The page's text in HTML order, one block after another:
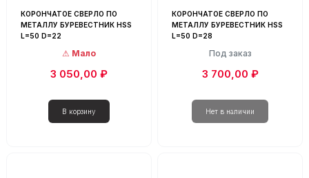
КОРОНЧАТОЕ СВЕРЛО ПО
МЕТАЛЛУ БУРЕВЕСТНИК HSS
L=50 D=22
Мало
3 050,00 ₽
КОРОНЧАТОЕ СВЕРЛО ПО
МЕТАЛЛУ БУРЕВЕСТНИК HSS
L=50 D=28
Под заказ
3 700,00 ₽